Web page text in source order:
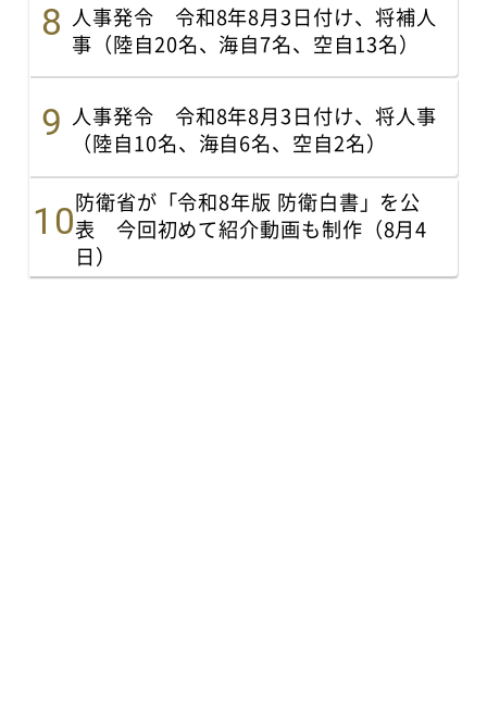
人事発令 令和8年8月3日付け、将補人
事（陸自20名、海自7名、空自13名）
人事発令 令和8年8月3日付け、将人事
（陸自10名、海自6名、空自2名）
防衛省が「令和8年版 防衛白書」を公
表 今回初めて紹介動画も制作（8月4
日）